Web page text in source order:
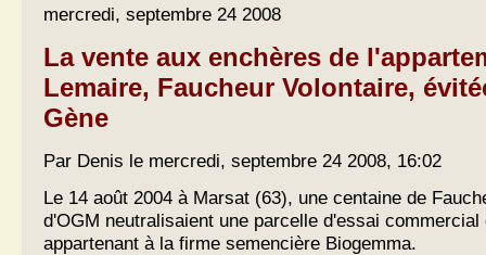
mercredi, septembre 24 2008
La vente aux enchères de
Lemaire, Faucheur Volontaire,
Gène
Par Denis le mercredi, septembre 24 2008, 16:02
Le 14 août 2004 à Marsat (63), une centaine de
d'OGM neutralisaient une parcelle d'essai
appartenant à la firme semencière Biogemma.